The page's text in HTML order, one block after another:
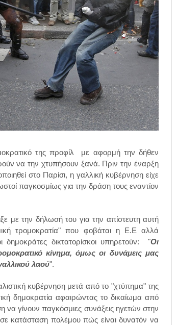
της προφίλ με αφορμή την δήθεν
να την χτυπήσουν ξανά. Πριν την έναρξη
στο Παρίσι, η γαλλική κυβέρνηση είχε
παγκοσμίως για την δράση τους εναντίον
με την δήλωσή του για την απίστευτη αυτή
τρομοκρατία" που φοβάται η Ε.Ε αλλά
δημοκράτες δικτατορίσκοιυπηρετούν: "Οι
κίνημα, όμως οι δυνάμεις μας
λαού".
κυβέρνηση μετά από το "χτύπημα" της
δημοκρατία αφαιρώντας το δικαίωμα από
να γίνουν παγκόσμιες συνάξεις ηγετών στην
κατάσταση πολέμου πώς είναι δυνατόν να